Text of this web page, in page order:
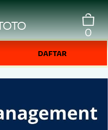
0
DAFTAR